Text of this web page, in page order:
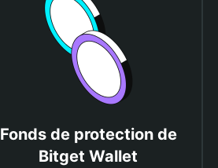
Fonds de protection de
Bitget Wallet